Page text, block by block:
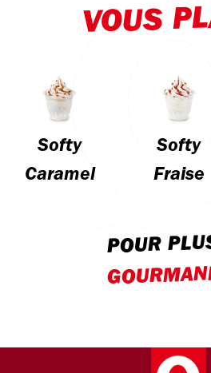
VOUS
Softy
Caramel
Softy
Fraise
POUR